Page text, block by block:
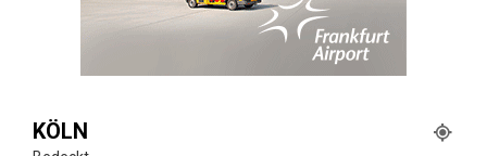
KÖLN